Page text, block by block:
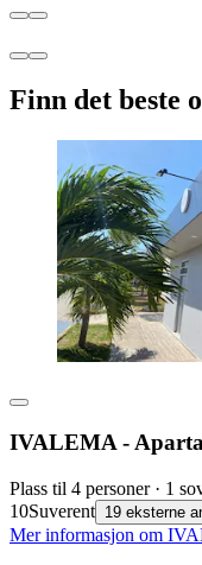
Finn det beste
IVALEMA -
Plass til 4 personer · 1
10Suverent 19 eksterne
Mer informasjon om